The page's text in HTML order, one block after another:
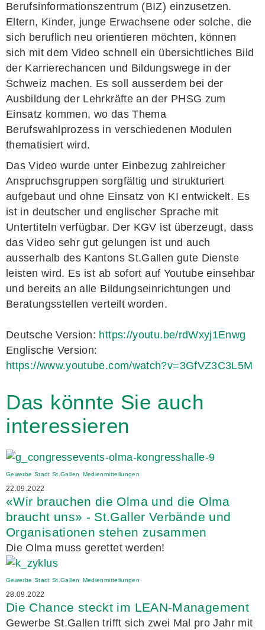
Berufsinformationszentrum (BIZ) einzusetzen.
Eltern, Kinder, junge Erwachsene oder solche, die
sich beruflich neu orientieren möchten, können
sich mit dem Video schnell ein übersichtliches Bild
der Karrierechancen und Bildungswege in der
Schweiz machen. Es soll ausserdem bei der
Ausbildung der Lehrkräfte an der PHSG zum
Einsatz kommen, wo das Thema
Berufswahlprozess in verschiedenen Modulen
thematisiert wird.
Das Video wurde unter Einbezug zahlreicher
Anspruchsgruppen sorgfältig und strukturiert
aufgebaut und ohne Einsatz von KI entwickelt. Es
ist in deutscher und englischer Sprache mit
Untertiteln verfügbar. Der KGV ist überzeugt, dass
das Video sehr gut gelungen ist und auch
ausserhalb des Kantons St.Gallen gute Dienste
leisten wird. Es ist ab sofort auf Youtube einsehbar
und bereits an alle Bildungseinrichtungen und
Beratungsstellen verteilt worden.
Deutsche Version: https://youtu.be/rdWxyj1Enwg
Englische Version:
https://www.youtube.com/watch?v=3GfVZ3C3L5M
Das könnte Sie auch
interessieren
Gewerbe Stadt St.Gallen Medienmitteilungen
22.09.2022
«Wir brauchen die Olma und die Olma
braucht uns» - St.Galler Verbände und
Organisationen stehen zusammen
Die Olma muss gerettet werden!
Gewerbe Stadt St.Gallen Medienmitteilungen
28.09.2022
Die Chance steckt im LEAN-Management
Gewerbe St.Gallen trifft sich zwei Mal pro Jahr mit